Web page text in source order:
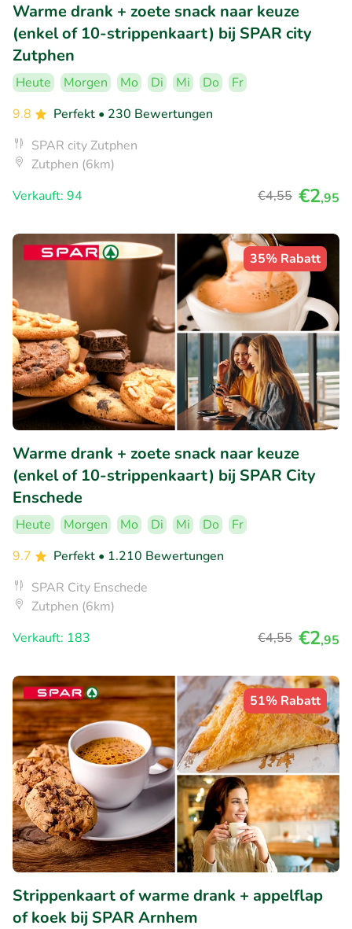
Warme drank + zoete snack naar keuze
(enkel of 10-strippenkaart) bij SPAR city
Zutphen
Heute Morgen Mo Di Mi Do
Fr
9.8
Perfekt • 230 Bewertungen
SPAR city Zutphen
Zutphen (6km)
Verkauft: 94
€4,55 €2,95
35% Rabatt
Warme drank + zoete snack naar keuze
(enkel of 10-strippenkaart) bij SPAR City
Enschede
Heute Morgen Mo Di Mi Do
Fr
9.7
Perfekt • 1.210 Bewertungen
SPAR City Enschede
Zutphen (6km)
Verkauft: 183
€4,55 €2,95
51% Rabatt
Strippenkaart of warme drank + appelflap
of koek bij SPAR Arnhem